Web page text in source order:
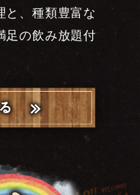
と、種類豊富な
足の飲み放題付